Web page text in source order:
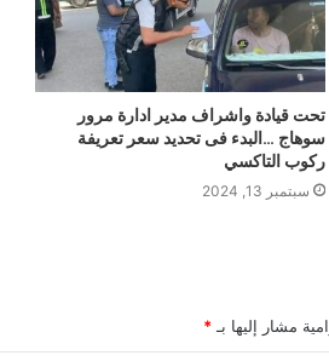
تحت قيادة واشراف مدير ادارة مرور
سوهاج …البدء فى تحديد سعر تعريفة
ركوب التاكسي
سبتمبر 13, 2024
مشار إليها بـ *